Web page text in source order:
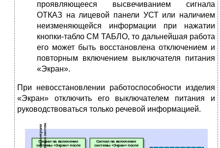
проявляющееся высвечиванием сигнала
ОТКАЗ на лицевой панели УСТ или наличием
неизменяющейся информации при нажатии
кнопки-табло СМ ТАБЛО, то дальнейшая работа
его может быть восстановлена отключением и
повторным включением выключателя питания
«Экран».
При невосстановлении работоспособности изделия
«Экран» отключить его выключателем питания и
руководствоваться только речевой информацией.